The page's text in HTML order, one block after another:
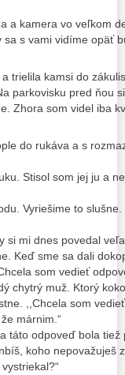
a kamera vo veľkom
sa s vami vidíme opäť
trielila kamsi do
parkovisku pred ňou
Zhora som videl iba
do rukáva a s
Stisol som jej ju a
Vyriešime to
si mi dnes povedal
Keď sme sa dali
som vedieť
chytrý muž. Ktorý
,,Chcela som
márnim.“
táto odpoveď bola tiež
koho